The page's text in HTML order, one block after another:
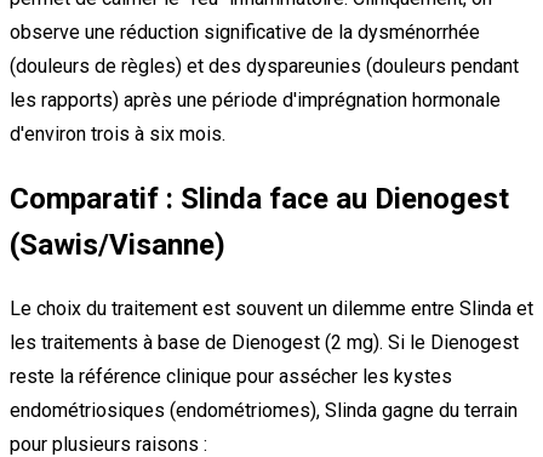
observe une réduction significative de la dysménorrhée
(douleurs de règles) et des dyspareunies (douleurs pendant
les rapports) après une période d'imprégnation hormonale
d'environ trois à six mois.
Comparatif : Slinda face au Dienogest
(Sawis/Visanne)
Le choix du traitement est souvent un dilemme entre Slinda et
les traitements à base de Dienogest (2 mg). Si le Dienogest
reste la référence clinique pour assécher les kystes
endométriosiques (endométriomes), Slinda gagne du terrain
pour plusieurs raisons :